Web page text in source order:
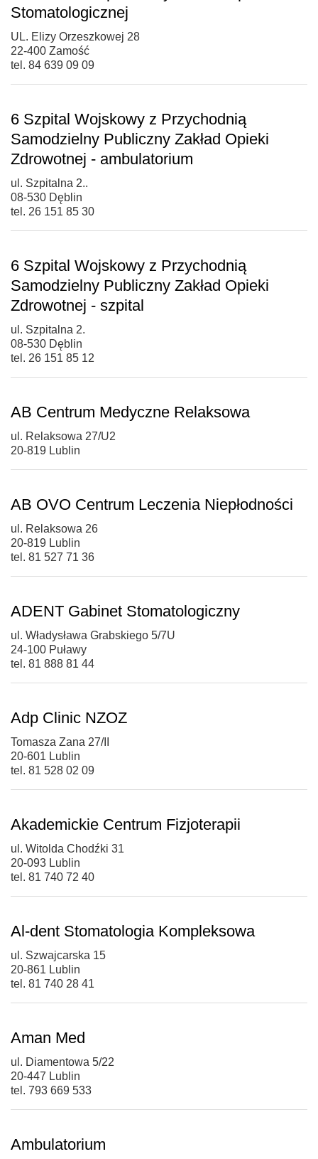
Stomatologicznej
UL. Elizy Orzeszkowej 28
22-400 Zamość
tel. 84 639 09 09
6 Szpital Wojskowy z Przychodnią
Samodzielny Publiczny Zakład Opieki
Zdrowotnej - ambulatorium
ul. Szpitalna 2..
08-530 Dęblin
tel. 26 151 85 30
6 Szpital Wojskowy z Przychodnią
Samodzielny Publiczny Zakład Opieki
Zdrowotnej - szpital
ul. Szpitalna 2.
08-530 Dęblin
tel. 26 151 85 12
AB Centrum Medyczne Relaksowa
ul. Relaksowa 27/U2
20-819 Lublin
AB OVO Centrum Leczenia Niepłodności
ul. Relaksowa 26
20-819 Lublin
tel. 81 527 71 36
ADENT Gabinet Stomatologiczny
ul. Władysława Grabskiego 5/7U
24-100 Puławy
tel. 81 888 81 44
Adp Clinic NZOZ
Tomasza Zana 27/II
20-601 Lublin
tel. 81 528 02 09
Akademickie Centrum Fizjoterapii
ul. Witolda Chodźki 31
20-093 Lublin
tel. 81 740 72 40
Al-dent Stomatologia Kompleksowa
ul. Szwajcarska 15
20-861 Lublin
tel. 81 740 28 41
Aman Med
ul. Diamentowa 5/22
20-447 Lublin
tel. 793 669 533
Ambulatorium